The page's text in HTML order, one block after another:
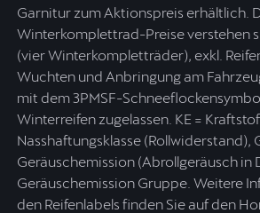
Garnitur zum Aktionspreis erhältlich.
Winterkomplettrad-Preise verstehen
(vier Winterkompletträder), exkl.
Wuchten und Anbringung am
mit dem 3PMSF-
Winterreifen zugelassen. KE =
Nasshaftungsklasse (Rollwiderstand),
Geräuschemission (Abrollgeräusch in
Geräuschemission Gruppe. Weitere
den Reifenlabels finden Sie auf den